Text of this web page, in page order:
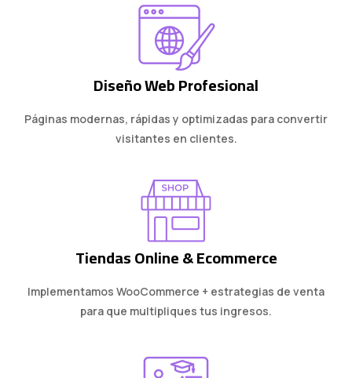
Diseño Web Profesional
Páginas modernas, rápidas y optimizadas para convertir
visitantes en clientes.
Tiendas Online & Ecommerce
Implementamos WooCommerce + estrategias de venta
para que multipliques tus ingresos.